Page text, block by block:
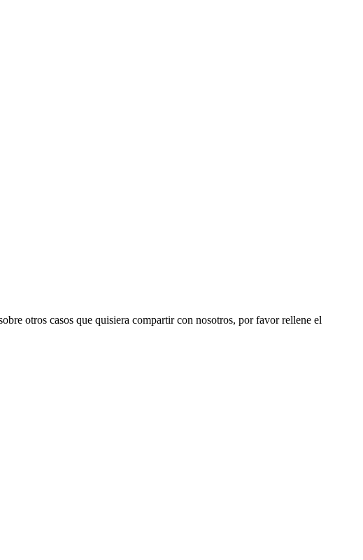
otros casos que quisiera compartir con nosotros, por favor rellene el